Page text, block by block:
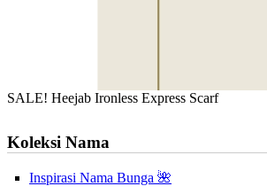
SALE! Heejab Ironless Express Scarf
Koleksi Nama
Inspirasi Nama Bunga 🌺